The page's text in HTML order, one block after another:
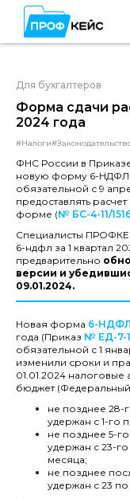
Для бухгалтеров
Форма сдачи
2024 года
#Налоги
ФНС России в
новую форму 6-НДФЛ
обязательной с 9
предоставлять
форме (№ БС-4-11/
Специалисты
6-ндфл за 1 квартал
предварительно
версии и
09.01.2024.
Новая форма 6-НДФЛ
года (Приказ № ЕД-7-
обязательной с 1
изменили сроки и
01.01.2024
бюджет
не позднее 28-
удержан с 1-го
не позднее 5-
удержан с 23-
месяца;
не позднее
удержан с 23 по